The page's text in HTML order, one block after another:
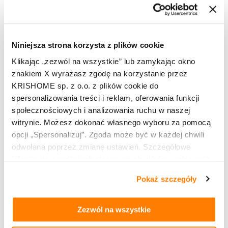
Niniejsza strona korzysta z plików cookie
Klikając „zezwól na wszystkie” lub zamykając okno
znakiem X wyrażasz zgodę na korzystanie przez
KRISHOME sp. z o.o. z plików cookie do
spersonalizowania treści i reklam, oferowania funkcji
społecznościowych i analizowania ruchu w naszej
witrynie. Możesz dokonać własnego wyboru za pomocą
opcji „Spersonalizuj”. Zgoda może być w każdej chwili
odwołana poprzez zmianę ustawień. Szczegółowe
informacje o rodzajach stosowanych plików cookie oraz
tym, jak korzystasz z naszej witryny, znajdziesz w
zakładkach „szczegóły”, „o plikach cookie” orazPolityce
prywatności i cookies.
Pokaż szczegóły
Zezwól na wszystkie
NAPĘD
silnik elektryczny 230V/50 Hz o mocy 90-210 W,
doliczany oddzielnie
silnik standardowo umieszczony w środku rynny
górnej o wymiarach 56×58 mm
Chcesz kupić produkt? Znajdź salon